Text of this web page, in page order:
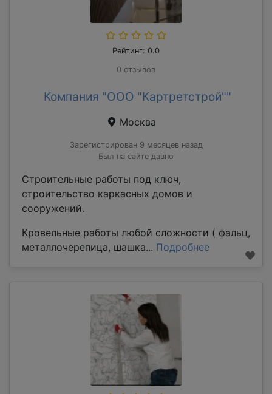
Рейтинг: 0.0
0 отзывов
Компания "ООО "Картретстрой""
Москва
Зарегистрирован 9 месяцев назад
Был на сайте давно
Строительные работы под ключ,
строительство каркасных домов и
сооружений.
Кровельные работы любой сложности ( фальц,
металлочерепица, шашка... Подробнее